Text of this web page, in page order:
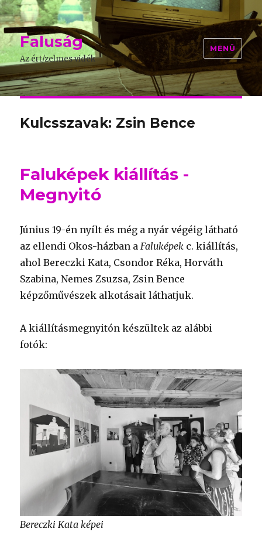
Faluság
Az ért/zelmes vidék
MENÜ
Kulcsszavak: Zsin Bence
Faluképek kiállítás -
Megnyitó
Június 19-én nyílt és még a nyár végéig látható
az ellendi Okos-házban aFaluképek c. kiállítás,
ahol Bereczki Kata, Csondor Réka, Horváth
Szabina, Nemes Zsuzsa, Zsin Bence
képzőművészek alkotásait láthatjuk.
A kiállításmegnyitón készültek az alábbi
fotók:
Bereczki Kata képei